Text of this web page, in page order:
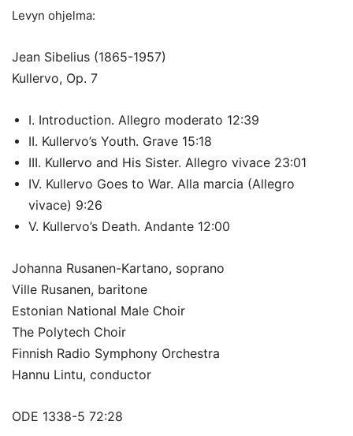
Levyn ohjelma:
Jean Sibelius (1865-1957)
Kullervo, Op. 7
I. Introduction. Allegro moderato 12:39
II. Kullervo’s Youth. Grave 15:18
III. Kullervo and His Sister. Allegro vivace 23:01
IV. Kullervo Goes to War. Alla marcia (Allegro
vivace) 9:26
V. Kullervo’s Death. Andante 12:00
Johanna Rusanen-Kartano, soprano
Ville Rusanen, baritone
Estonian National Male Choir
The Polytech Choir
Finnish Radio Symphony Orchestra
Hannu Lintu, conductor
ODE 1338-5 72:28